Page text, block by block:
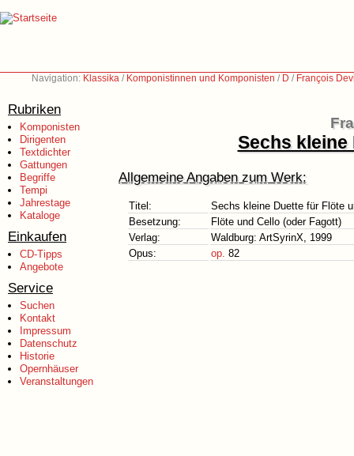
Navigation: Klassika / Komponistinnen und Komponisten / D / François
Rubriken
Komponisten
Dirigenten
Textdichter
Gattungen
Begriffe
Tempi
Jahrestage
Kataloge
Einkaufen
CD-Tipps
Angebote
Service
Suchen
Kontakt
Impressum
Datenschutz
Historie
Opernhäuser
Veranstaltungen
Sechs kleine
Allgemeine Angaben zum Werk:
Titel:
Sechs kleine Duette für Flöte
Besetzung:
Flöte und Cello (oder Fagott)
Verlag:
Waldburg: ArtSyrinX, 1999
Opus:
op. 82